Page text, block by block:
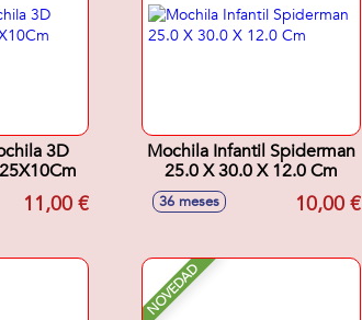
3D
11,00 €
Mochila Infantil Spiderman
25.0 X 30.0 X 12.0 Cm
36 meses 10,00 €
NOVEDAD